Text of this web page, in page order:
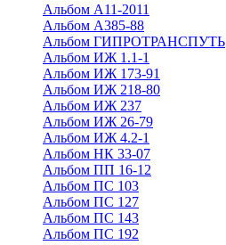
Альбом А11-2011
Альбом А385-88
Альбом ГИПРОТРАНСПУТЬ
Альбом ИЖ 1.1-1
Альбом ИЖ 173-91
Альбом ИЖ 218-80
Альбом ИЖ 237
Альбом ИЖ 26-79
Альбом ИЖ 4.2-1
Альбом НК 33-07
Альбом ПП 16-12
Альбом ПС 103
Альбом ПС 127
Альбом ПС 143
Альбом ПС 192